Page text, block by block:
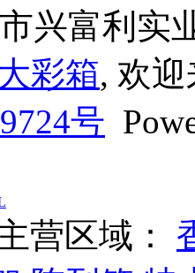
兴富利实
彩箱, 欢
号
营区域：